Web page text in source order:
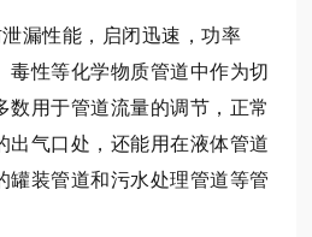
漏性能，启闭迅速，功率
毒性等化学物质管道中作为切
数用于管道流量的调节，正常
出气口处，还能用在液体管道
罐装管道和污水处理管道等管